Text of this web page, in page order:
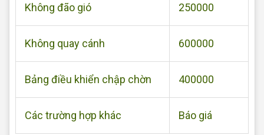
Không đão gió 250000
Không quay cánh 600000
Bảng điều khiển chập chờn 400000
Các trường hợp khác Báo giá